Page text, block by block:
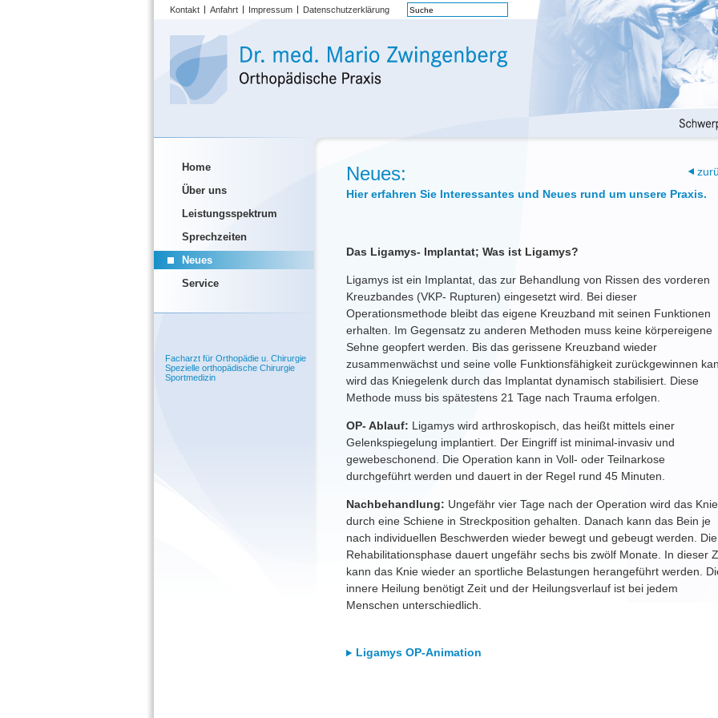
Neues:
Hier erfahren Sie Interessantes und Neues rund um unsere Praxis.
Das Ligamys- Implantat; Was ist Ligamys?
Ligamys ist ein Implantat, das zur Behandlung von Rissen des vorderen
Kreuzbandes (VKP- Rupturen) eingesetzt wird. Bei dieser
Operationsmethode bleibt das eigene Kreuzband mit seinen Funktionen
erhalten. Im Gegensatz zu anderen Methoden muss keine körpereigene
Sehne geopfert werden. Bis das gerissene Kreuzband wieder
zusammenwächst und seine volle Funktionsfähigkeit zurückgewinnen
wird das Kniegelenk durch das Implantat dynamisch stabilisiert. Diese
Methode muss bis spätestens 21 Tage nach Trauma erfolgen.
OP- Ablauf: Ligamys wird arthroskopisch, das heißt mittels einer
Gelenkspiegelung implantiert. Der Eingriff ist minimal-invasiv und
gewebeschonend. Die Operation kann in Voll- oder Teilnarkose
durchgeführt werden und dauert in der Regel rund 45 Minuten.
Nachbehandlung: Ungefähr vier Tage nach der Operation wird das Knie
durch eine Schiene in Streckposition gehalten. Danach kann das Bein je
nach individuellen Beschwerden wieder bewegt und gebeugt werden. Die
Rehabilitationsphase dauert ungefähr sechs bis zwölf Monate. In dieser
kann das Knie wieder an sportliche Belastungen herangeführt werden.
innere Heilung benötigt Zeit und der Heilungsverlauf ist bei jedem
Menschen unterschiedlich.
Ligamys OP-Animation
Home
Über uns
Leistungsspektrum
Sprechzeiten
Neues
Service
Facharzt für Orthopädie u. Chirurgie
Spezielle orthopädische Chirurgie
Sportmedizin
Kontakt Anfahrt Impressum Datenschutzerklärung